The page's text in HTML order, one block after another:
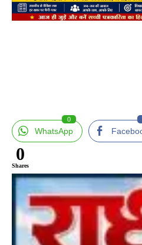
WhatsApp
0
0
Shares